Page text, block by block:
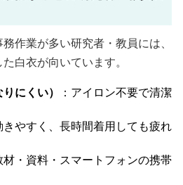
作業が多い研究者・教員には、
白衣が向いています。
にくい）
：アイロン不要で清潔
きやすく、長時間着用しても疲れ
材・資料・スマートフォンの携帯